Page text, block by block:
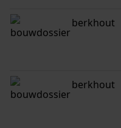
berkhout
berkhout